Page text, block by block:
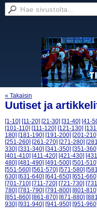
« Takaisin
Uutiset ja
[1-10] [11-20] [21-30] [31-40] [41-
[101-110] [111-120] [121-130]
180] [181-190] [191-200] [201-210]
[251-260] [261-270] [271-280]
330] [331-340] [341-350] [351-360]
[401-410] [411-420] [421-430]
480] [481-490] [491-500] [501-510]
[551-560] [561-570] [571-580]
630] [631-640] [641-650] [651-660]
[701-710] [711-720] [721-730]
780] [781-790] [791-800] [801-810]
[851-860] [861-870] [871-880]
930] [931-940] [941-950] [951-960]